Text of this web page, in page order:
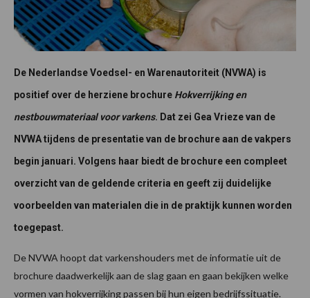
De Nederlandse Voedsel- en Warenautoriteit (NVWA) is
positief over de herziene brochure Hokverrijking en
nestbouwmateriaal voor varkens. Dat zei Gea Vrieze van de
NVWA tijdens de presentatie van de brochure aan de vakpers
begin januari. Volgens haar biedt de brochure een compleet
overzicht van de geldende criteria en geeft zij duidelijke
voorbeelden van materialen die in de praktijk kunnen worden
toegepast.
De NVWA hoopt dat varkenshouders met de informatie uit de
brochure daadwerkelijk aan de slag gaan en gaan bekijken welke
vormen van hokverrijking passen bij hun eigen bedrijfssituatie.